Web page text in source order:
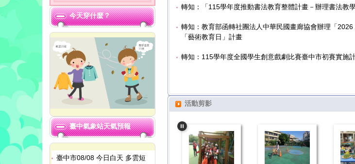
今天穿什麼？
臺中氣象站天氣預報
臺中市08/08 今日白天 多雲短
轉知：「115學年度推動書法教育整體計畫－辦理書法教
轉知：教育部函轉社團法人中華民國畫廊協會辦理「
「藝術教育日」計畫
轉知：115學年度全國學生創意戲劇比賽臺中市初賽實施
活動剪影